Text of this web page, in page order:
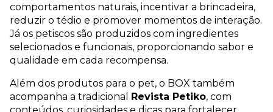
comportamentos naturais, incentivar a brincadeira,
reduzir o tédio e promover momentos de interação.
Já os petiscos são produzidos com ingredientes
selecionados e funcionais, proporcionando sabor e
qualidade em cada recompensa.
Além dos produtos para o pet, o BOX também
acompanha a tradicional Revista Petiko, com
conteúdos, curiosidades e dicas para fortalecer